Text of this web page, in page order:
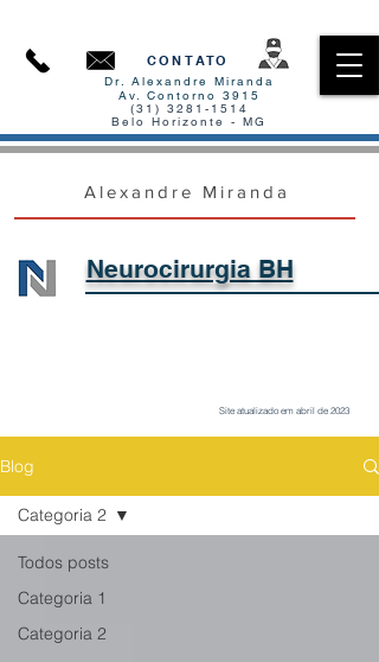
CONTATO
Dr. Alexandre Miranda
Av. Contorno 3915
(31) 3281-1514
Belo Horizonte - MG
Alexandre Miranda
Neurocirurgia BH​
Site atualizado em abril de 2023
Blog
Todos posts
Categoria 1
Categoria 2
Categoria 2